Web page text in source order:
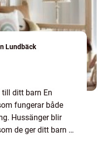
Lundbäck
till ditt barn En
fungerar både
Hussänger blir
de ger ditt barn en